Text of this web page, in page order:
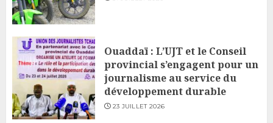
Ouaddaï : L’UJT et le Conseil
provincial s’engagent pour un
journalisme au service du
développement durable
23 JUILLET 2026